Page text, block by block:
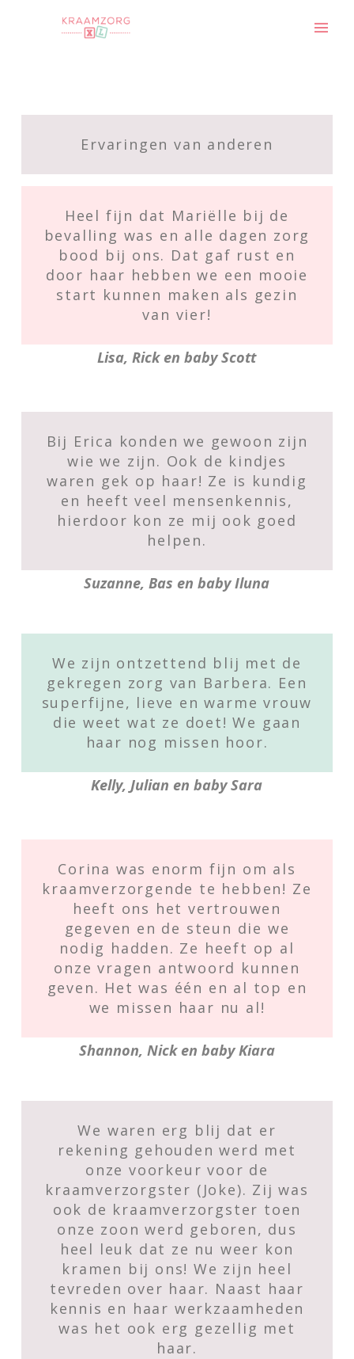
Ervaringen van anderen
Heel fijn dat Mariëlle bij de
bevalling was en alle dagen zorg
bood bij ons. Dat gaf rust en
door haar hebben we een mooie
start kunnen maken als gezin
van vier!
Lisa, Rick en baby Scott
Bij Erica konden we gewoon zijn
wie we zijn. Ook de kindjes
waren gek op haar! Ze is kundig
en heeft veel mensenkennis,
hierdoor kon ze mij ook goed
helpen.
Suzanne, Bas en baby Iluna
We zijn ontzettend blij met de
gekregen zorg van Barbera. Een
superfijne, lieve en warme vrouw
die weet wat ze doet! We gaan
haar nog missen hoor.
Kelly, Julian en baby Sara
Corina was enorm fijn om als
kraamverzorgende te hebben! Ze
heeft ons het vertrouwen
gegeven en de steun die we
nodig hadden. Ze heeft op al
onze vragen antwoord kunnen
geven. Het was één en al top en
we missen haar nu al!
Shannon, Nick en baby Kiara
We waren erg blij dat er
rekening gehouden werd met
onze voorkeur voor de
kraamverzorgster (Joke). Zij was
ook de kraamverzorgster toen
onze zoon werd geboren, dus
heel leuk dat ze nu weer kon
kramen bij ons! We zijn heel
tevreden over haar. Naast haar
kennis en haar werkzaamheden
was het ook erg gezellig met
haar.